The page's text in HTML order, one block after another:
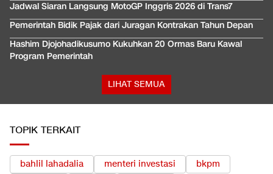
Jadwal Siaran Langsung MotoGP Inggris 2026 di Trans7
Pemerintah Bidik Pajak dari Juragan Kontrakan Tahun Depan
Hashim Djojohadikusumo Kukuhkan 20 Ormas Baru Kawal
Program Pemerintah
LIHAT SEMUA
TOPIK TERKAIT
bahlil lahadalia menteri investasi
bkpm